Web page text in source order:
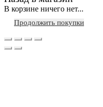
В корзине ничего нет...
Продолжить покупки